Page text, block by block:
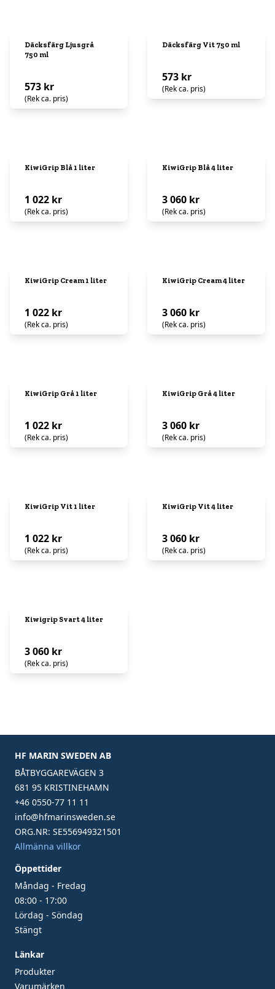
Däcksfärg Ljusgrå
750 ml
573 kr
(Rek ca. pris)
Däcksfärg Vit 750 ml
573 kr
(Rek ca. pris)
KiwiGrip Blå 1 liter
1 022 kr
(Rek ca. pris)
KiwiGrip Blå 4 liter
3 060 kr
(Rek ca. pris)
KiwiGrip Cream 1 liter
1 022 kr
(Rek ca. pris)
KiwiGrip Cream 4 liter
3 060 kr
(Rek ca. pris)
KiwiGrip Grå 1 liter
1 022 kr
(Rek ca. pris)
KiwiGrip Grå 4 liter
3 060 kr
(Rek ca. pris)
KiwiGrip Vit 1 liter
1 022 kr
(Rek ca. pris)
KiwiGrip Vit 4 liter
3 060 kr
(Rek ca. pris)
Kiwigrip Svart 4 liter
3 060 kr
(Rek ca. pris)
HF MARIN SWEDEN AB
BÅTBYGGAREVÄGEN 3
681 95 KRISTINEHAMN
+46 0550-77 11 11
info@hfmarinsweden.se
ORG.NR: SE556949321501
Allmänna villkor
Öppettider
Måndag - Fredag
08:00 - 17:00
Lördag - Söndag
Stängt
Länkar
Produkter
Varumärken